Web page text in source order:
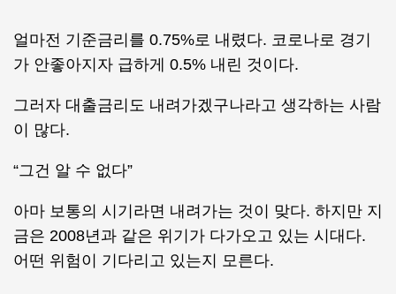
얼마전 기준금리를 0.75%로 내렸다. 코로나로 경기
가 안좋아지자 급하게 0.5% 내린 것이다.
그러자 대출금리도 내려가겠구나라고 생각하는 사람
이 많다.
“그건 알 수 없다”
아마 보통의 시기라면 내려가는 것이 맞다. 하지만 지
금은 2008년과 같은 위기가 다가오고 있는 시대다.
어떤 위험이 기다리고 있는지 모른다.